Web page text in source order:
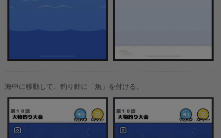
海中に移動して、釣り針に「魚」を付ける。